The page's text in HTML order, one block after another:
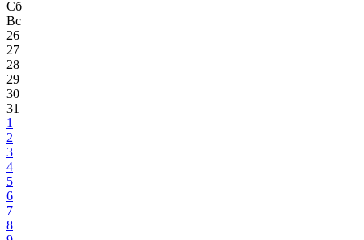
Сб
Вс
26
27
28
29
30
31
1
2
3
4
5
6
7
8